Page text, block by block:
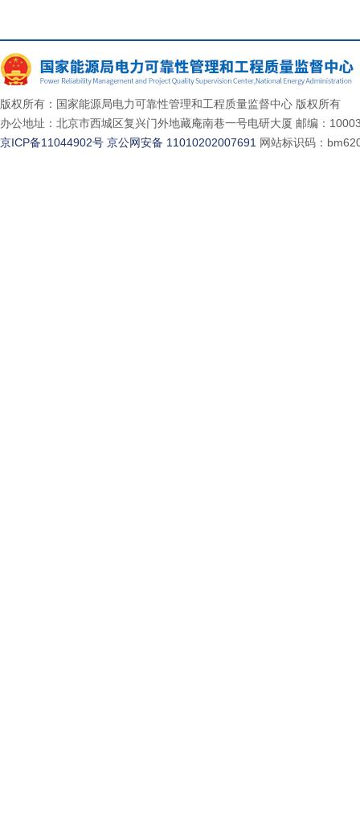
版权所有：国家能源局电力可靠性管理和工程质量监督中心 版权所有
办公地址：北京市西城区复兴门外地藏庵南巷一号电研大厦 邮编：
京ICP备11044902号 京公网安备 11010202007691 网站标识码：